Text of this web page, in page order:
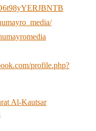
profile.php?
Al-Kautsar